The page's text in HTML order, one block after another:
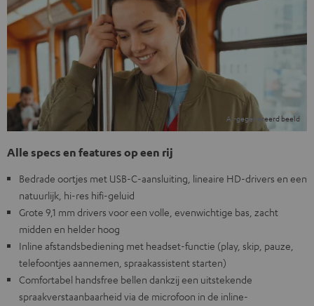
Alle specs en features op een rij
Bedrade oortjes met USB-C-aansluiting, lineaire HD-drivers en een
natuurlijk, hi-res hifi-geluid
Grote 9,1 mm drivers voor een volle, evenwichtige bas, zacht
midden en helder hoog
Inline afstandsbediening met headset-functie (play, skip, pauze,
telefoontjes aannemen, spraakassistent starten)
Comfortabel handsfree bellen dankzij een uitstekende
spraakverstaanbaarheid via de microfoon in de inline-